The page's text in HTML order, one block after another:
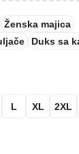
Ženska majica
Duks sa
L XL 2XL